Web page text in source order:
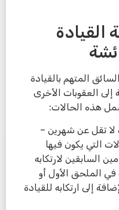
المتهم بالقيادة
العقوبات الأخرى
هذه الحالات:
تقل عن شهرين –
التي يكون فيها
السابقين لارتكابه
الملحق الأول أو
إلى ارتكابه للقيادة